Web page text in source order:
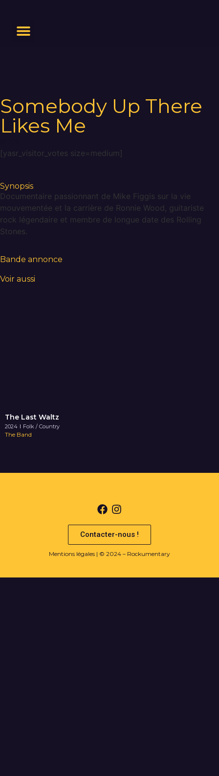
Somebody Up There
Likes Me
[yasr_visitor_votes size=medium]
Synopsis
Documentaire passionnant de Mike Figgis sur la vie
mouvementée et la carrière de Ronnie Wood, guitariste
rock légendaire et membre de longue date des Rolling
Stones.
Bande annonce
Voir aussi
The Last Waltz
2024 Folk / Country
The Band
Contacter-nous !
Mentions légales | © 2024 – Rockumentary